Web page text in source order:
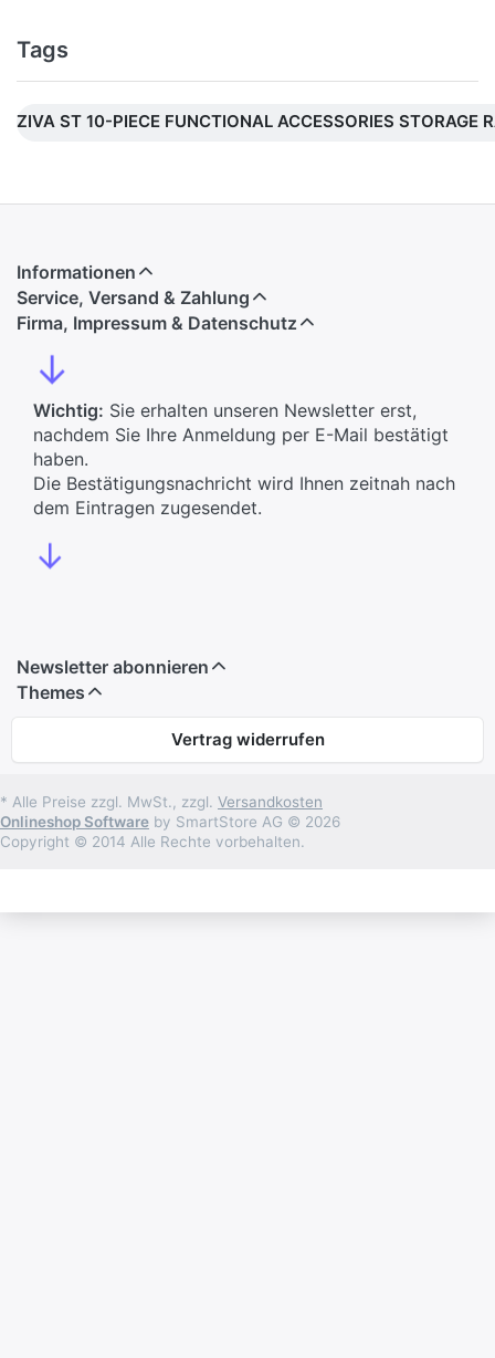
Tags
ZIVA ST 10-PIECE FUNCTIONAL ACCESSORIES STORAGE
Informationen
Service, Versand & Zahlung
Firma, Impressum & Datenschutz
↓
Wichtig: Sie erhalten unseren Newsletter erst,
nachdem Sie Ihre Anmeldung per E-Mail bestätigt
haben.
Die Bestätigungsnachricht wird Ihnen zeitnah nach
dem Eintragen zugesendet.
↓
Newsletter abonnieren
Themes
Vertrag widerrufen
* Alle Preise zzgl. MwSt., zzgl. Versandkosten
Onlineshop Software by SmartStore AG © 2026
Copyright © 2014 Alle Rechte vorbehalten.